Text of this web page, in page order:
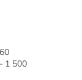
1 500